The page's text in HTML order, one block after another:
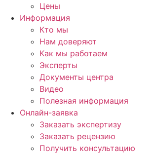
Цены
Информация
Кто мы
Нам доверяют
Как мы работаем
Эксперты
Документы центра
Видео
Полезная информация
Онлайн-заявка
Заказать экспертизу
Заказать рецензию
Получить консультацию